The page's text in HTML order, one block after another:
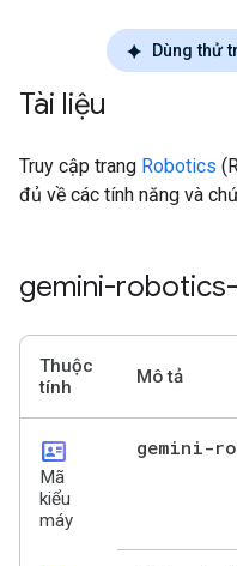
Dùng thử
Tài liệu
Truy cập trang Robotics
đủ về các tính năng và
gemini-
Thuộc
tính
Mô tả
id_card
Mã
kiểu
máy
gemini-